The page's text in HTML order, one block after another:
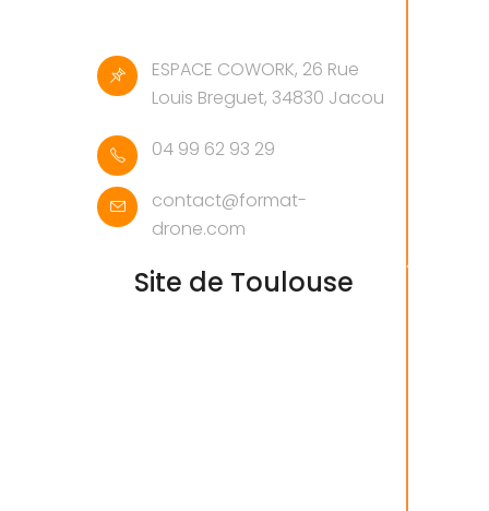
ESPACE COWORK, 26 Rue
Louis Breguet, 34830 Jacou
04 99 62 93 29
contact@format-
drone.com
Site de Toulouse